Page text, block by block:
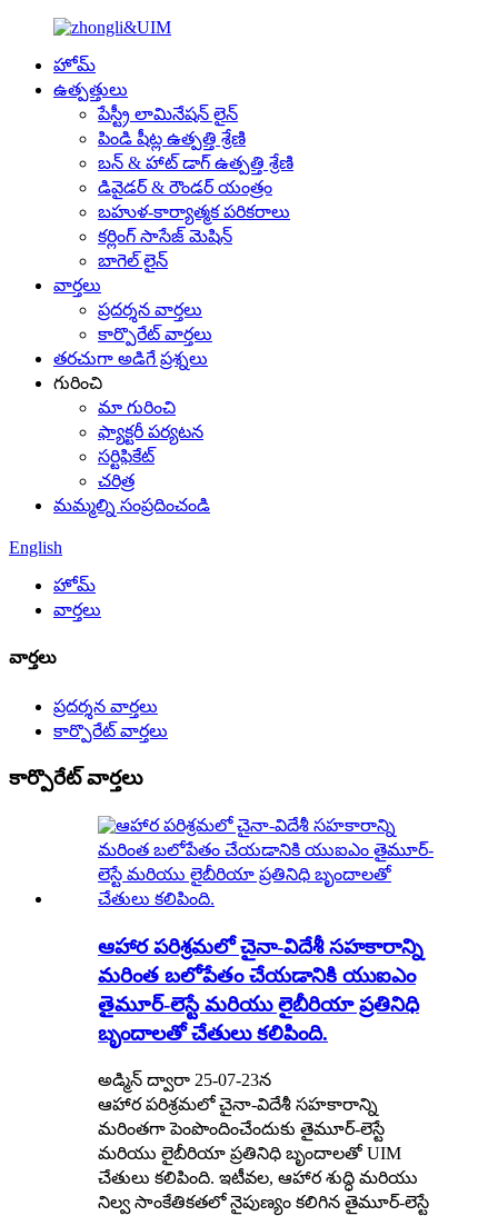
హోమ్
ఉత్పత్తులు
పేస్ట్రీ లామినేషన్ లైన్
పిండి షీట్ల ఉత్పత్తి శ్రేణి
బన్ & హాట్ డాగ్ ఉత్పత్తి శ్రేణి
డివైడర్ & రౌండర్ యంత్రం
బహుళ-కార్యాత్మక పరికరాలు
కర్లింగ్ సాసేజ్ మెషిన్
బాగెల్ లైన్
వార్తలు
ప్రదర్శన వార్తలు
కార్పొరేట్ వార్తలు
తరచుగా అడిగే ప్రశ్నలు
గురించి
మా గురించి
ఫ్యాక్టరీ పర్యటన
సర్టిఫికేట్
చరిత్ర
మమ్మల్ని సంప్రదించండి
English
హోమ్
వార్తలు
వార్తలు
ప్రదర్శన వార్తలు
కార్పొరేట్ వార్తలు
కార్పొరేట్ వార్తలు
ఆహార పరిశ్రమలో చైనా-విదేశీ సహకారాన్ని
మరింత బలోపేతం చేయడానికి యుఐఎం
తైమూర్-లెస్టే మరియు లైబీరియా ప్రతినిధి
బృందాలతో చేతులు కలిపింది.
అడ్మిన్ ద్వారా 25-07-23న
ఆహార పరిశ్రమలో చైనా-విదేశీ సహకారాన్ని
మరింతగా పెంపొందించేందుకు తైమూర్-లెస్టే
మరియు లైబీరియా ప్రతినిధి బృందాలతో UIM
చేతులు కలిపింది. ఇటీవల, ఆహార శుద్ధి మరియు
నిల్వ సాంకేతికతలో నైపుణ్యం కలిగిన తైమూర్-లెస్టే